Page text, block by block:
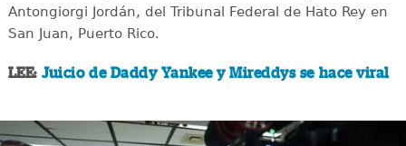
Antongiorgi Jordán, del Tribunal Federal de Hato Rey en
San Juan, Puerto Rico.
LEE: Juicio de Daddy Yankee y Mireddys se hace viral